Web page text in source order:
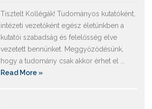
Tisztelt Kollégák! Tudományos kutatóként,
intézeti vezetőként egész életünkben a
kutatói szabadság és felelősség elve
vezetett bennünket. Meggyőződésünk,
hogy a tudomány csak akkor érhet el ...
Read More »